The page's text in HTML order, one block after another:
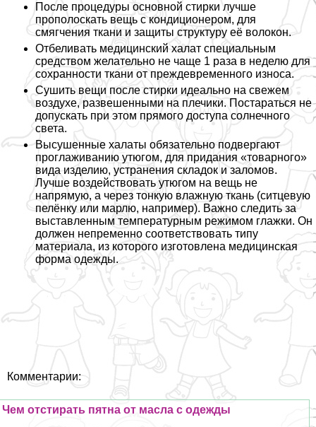
После процедуры основной стирки лучше
прополоскать вещь с кондиционером, для
смягчения ткани и защиты структуру её волокон.
Отбеливать медицинский халат специальным
средством желательно не чаще 1 раза в неделю для
сохранности ткани от преждевременного износа.
Сушить вещи после стирки идеально на свежем
воздухе, развешенными на плечики. Постараться не
допускать при этом прямого доступа солнечного
света.
Высушенные халаты обязательно подвергают
проглаживанию утюгом, для придания «товарного»
вида изделию, устранения складок и заломов.
Лучше воздействовать утюгом на вещь не
напрямую, а через тонкую влажную ткань (ситцевую
пелёнку или марлю, например). Важно следить за
выставленным температурным режимом глажки. Он
должен непременно соответствовать типу
материала, из которого изготовлена медицинская
форма одежды.
Комментарии:
Чем отстирать пятна от масла с одежды